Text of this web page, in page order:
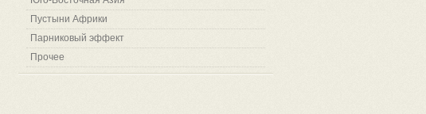
Пустыни Африки
Парниковый эффект
Прочее